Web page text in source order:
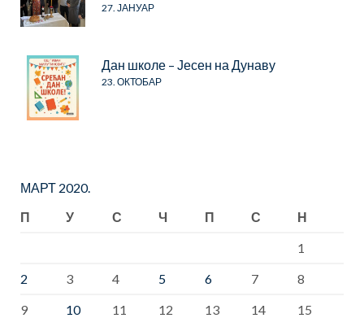
27. ЈАНУАР
Дан школе – Јесен на Дунаву
23. ОКТОБАР
МАРТ 2020.
П
У С Ч П С
Н
1
2
3 4 5 6 7
8
9
10 11 12 13 14
15